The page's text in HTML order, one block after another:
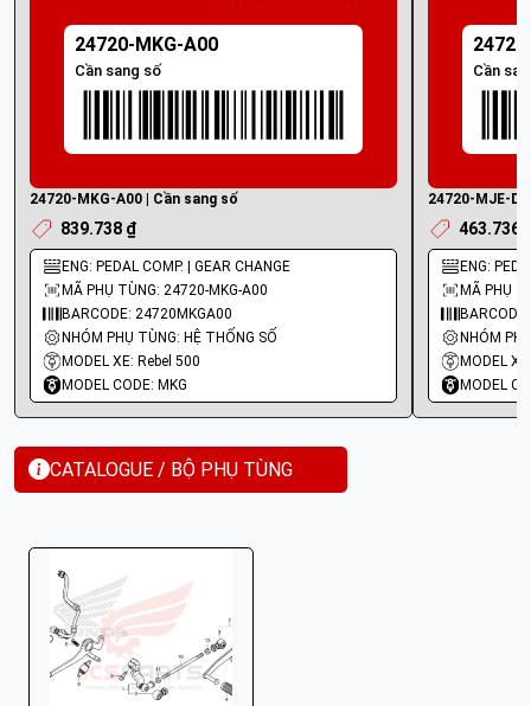
24720-MKG-A00
Cần sang số
24720-MKG-A00 | Cần sang số
839.738 ₫
ENG: PEDAL COMP. | GEAR CHANGE
MÃ PHỤ TÙNG: 24720-MKG-A00
BARCODE: 24720MKGA00
NHÓM PHỤ TÙNG: HỆ THỐNG SỐ
MODEL XE: Rebel 500
MODEL CODE: MKG
Cần
24720-MJE-
463.736
ENG:
MÃ PHỤ
NHÓM
MODEL
MODEL
CATALOGUE / BỘ PHỤ TÙNG